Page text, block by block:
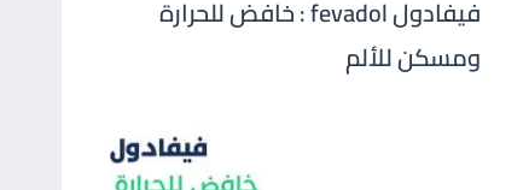
فيفادول fevadol : خافض للحرارة
ومسكن للألم